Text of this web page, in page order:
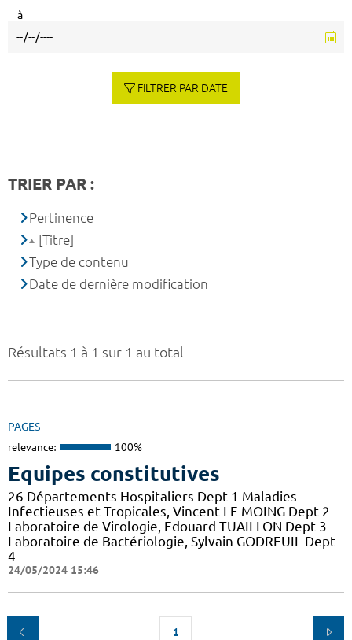
Résultats 1 à 1 sur 1 au total
PAGES
relevance: 100%
Equipes constitutives
26 Départements Hospitaliers Dept 1 Maladies
Infectieuses et Tropicales, Vincent LE MOING Dept 2
Laboratoire de Virologie, Edouard TUAILLON Dept 3
Laboratoire de Bactériologie, Sylvain GODREUIL Dept
4
24/05/2024 15:46
1
à
FILTRER PAR DATE
TRIER PAR :
Pertinence
[Titre]
Type de contenu
Date de dernière modification